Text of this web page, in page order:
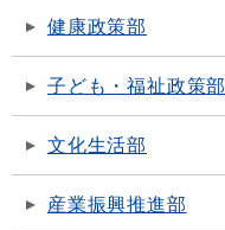
健康政策部
子ども・福祉政策部
文化生活部
産業振興推進部